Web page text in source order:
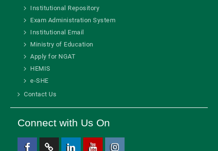
Institutional Repository
Exam Administration System
Institutional Email
Ministry of Education
Apply for NGAT
HEMIS
e-SHE
Contact Us
Connect with Us On